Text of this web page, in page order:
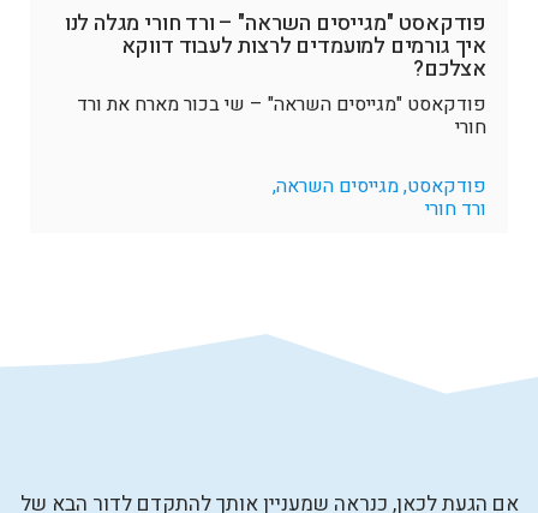
פודקאסט "מגייסים השראה" – ורד חורי מגלה לנו
איך גורמים למועמדים לרצות לעבוד דווקא
אצלכם?
פודקאסט "מגייסים השראה" – שי בכור מארח את ורד
חורי
פודקאסט, מגייסים השראה,
ורד חורי
אם הגעת לכאן, כנראה שמעניין אותך להתקדם לדור הבא של